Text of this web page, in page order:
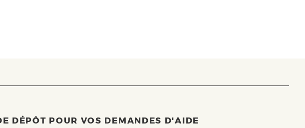
DÉPÔT POUR VOS DEMANDES D'AIDE